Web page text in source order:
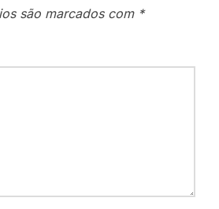
são marcados com *